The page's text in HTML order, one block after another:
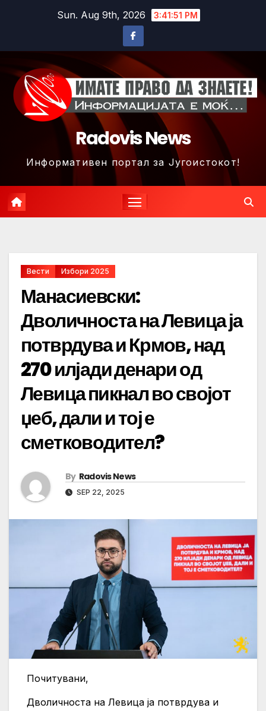
Sun. Aug 9th, 2026 3:41:54 PM
Radovis News
Информативен портал за Југоистокот!
Вести Избори 2025
Манасиевски:
Дволичноста на Левица ја
потврдува и Крмов, над
270 илјади денари од
Левица пикнал во својот
џеб, дали и тој е
сметководител?
By Radovis News
SEP 22, 2025
Почитувани,
Дволичноста на Левица ја потврдува и